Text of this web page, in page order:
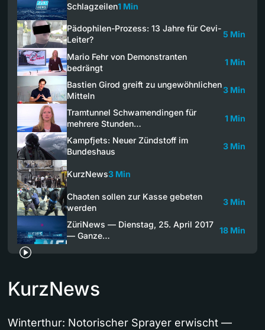
Schlagzeilen1 Min
Pädophilen-Prozess: 13 Jahre für Cevi-
Leiter?
5 Min
Mario Fehr von Demonstranten
bedrängt
1 Min
Bastien Girod greift zu ungewöhnlichen
Mitteln
3 Min
Tramtunnel Schwamendingen für
mehrere Stunden…
1 Min
Kampfjets: Neuer Zündstoff im
Bundeshaus
3 Min
KurzNews3 Min
Chaoten sollen zur Kasse gebeten
werden
3 Min
ZüriNews — Dienstag, 25. April 2017
— Ganze…
18 Min
KurzNews
Winterthur: Notorischer Sprayer erwischt —